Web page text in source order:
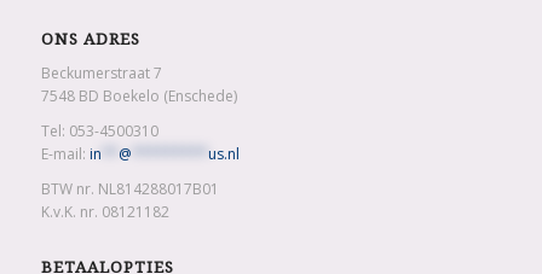
ONS ADRES
Beckumerstraat 7
7548 BD Boekelo (Enschede)
Tel: 053-4500310
E-mail: in @
us.nl
BTW nr. NL814288017B01
K.v.K. nr. 08121182
BETAALOPTIES